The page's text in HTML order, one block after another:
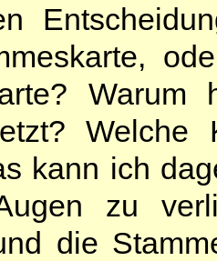
Warum
Welche
kann ich
zu
die